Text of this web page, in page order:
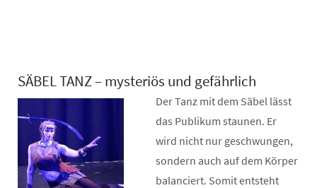
SÄBEL TANZ – mysteriös und gefährlich
Der Tanz mit dem Säbel lässt
das Publikum staunen. Er
wird nicht nur geschwungen,
sondern auch auf dem Körper
balanciert. Somit entsteht